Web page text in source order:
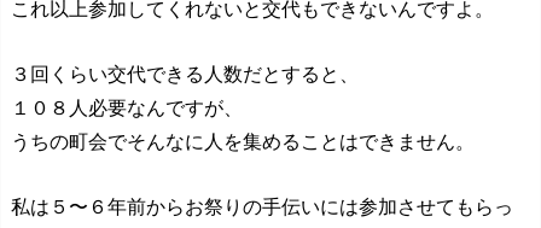
これ以上参加してくれないと交代もできないんですよ。
３回くらい交代できる人数だとすると、
１０８人必要なんですが、
うちの町会でそんなに人を集めることはできません。
私は５〜６年前からお祭りの手伝いには参加させてもらっ